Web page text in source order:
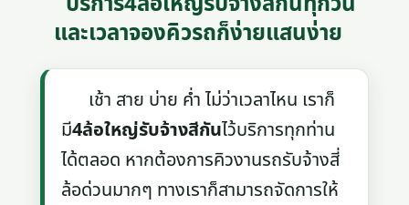
และเวลาจองคิวรถก็ง่ายแสนง่าย
เช้า สาย บ่าย ค่ำ ไม่ว่าเวลาไหน เราก็
มี4ล้อใหญ่รับจ้างสีกันไว้บริการทุกท่าน
ได้ตลอด หากต้องการคิวงานรถรับจ้างสี่
ล้อด่วนมากๆ ทางเราก็สามารถจัดการให้